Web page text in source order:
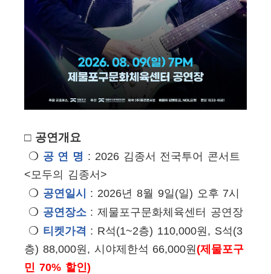
□ 공연개요
❍ 공 연 명 : 2026 김종서 전국투어 콘서트
<모두의 김종서>
❍ 공연일시 : 2026년 8월 9일(일) 오후 7시
❍ 공연장소: 제물포구문화체육센터 공연장
❍ 티켓가격 : R석(1~2층) 110,000원, S석(3
층) 88,000원, 시야제한석 66,000원(제물포구
민 70% 할인)